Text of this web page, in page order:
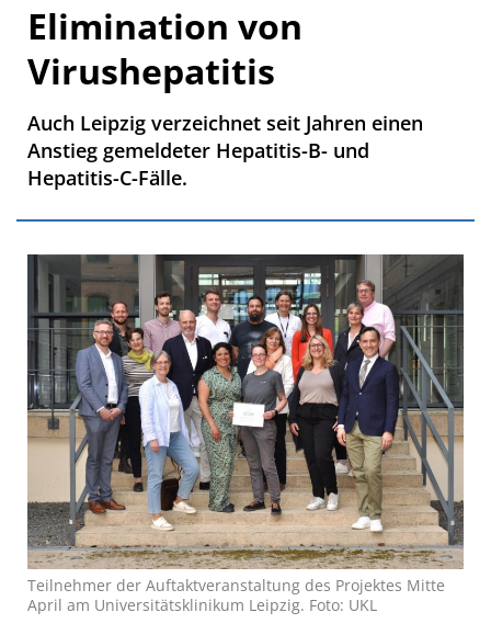
Elimination von
Virushepatitis
Auch Leipzig verzeichnet seit Jahren einen
Anstieg gemeldeter Hepatitis-B- und
Hepatitis-C-Fälle.
Teilnehmer der Auftaktveranstaltung des Projektes Mitte
April am Universitätsklinikum Leipzig. Foto: UKL